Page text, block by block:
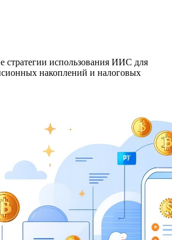
стратегии использования ИИС для
накоплений и налоговых